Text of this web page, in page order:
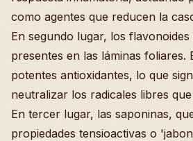
como agentes que reducen la
En segundo lugar, los
presentes en las láminas foliares.
potentes antioxidantes, lo que
neutralizar los radicales libres
En tercer lugar, las saponinas,
propiedades tensioactivas o